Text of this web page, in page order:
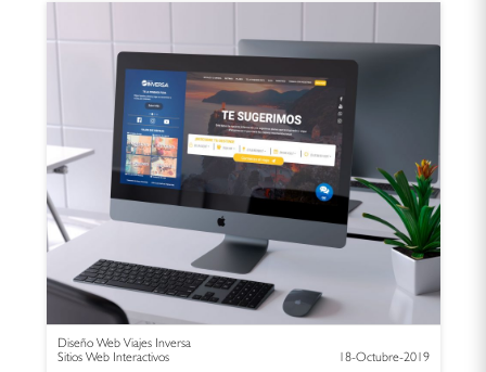
Diseño Web Viajes Inversa
Sitios Web Interactivos
18-Octubre-2019